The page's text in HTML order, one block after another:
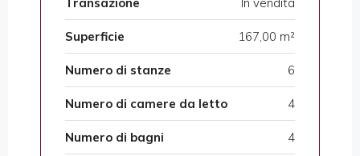
Transazione In vendita
Superficie 167,00 m²
Numero di stanze 6
Numero di camere da letto 4
Numero di bagni 4